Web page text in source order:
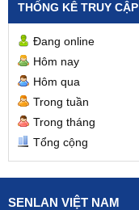
THỐNG KÊ TRUY CẬP
Đang online
Hôm nay
Hôm qua
Trong tuần
Trong tháng
Tổng cộng
SENLAN VIỆT NAM